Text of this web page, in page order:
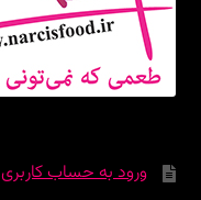
ورود به حساب کاربری